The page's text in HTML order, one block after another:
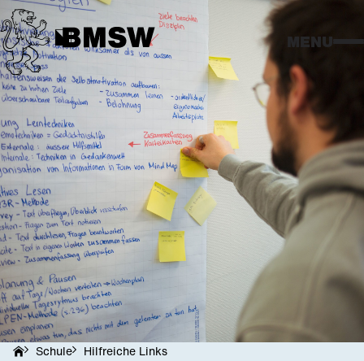
MENU
Schule Hilfreiche Links
BM 1
BM 2